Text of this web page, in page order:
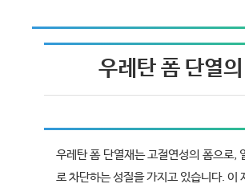
우레탄 폼 단열
우레탄 폼 단열재는 고절연성의 폼으로,
로 차단하는 성질을 가지고 있습니다. 이